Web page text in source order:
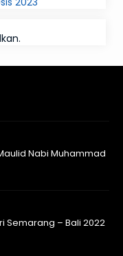
Nabi Muhammad
Semarang – Bali 2022